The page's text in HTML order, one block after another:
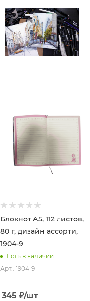
Блокнот А5, 112 листов,
80 г, дизайн ассорти,
1904-9
Есть в наличии
Арт.: 1904-9
345 ₽/шт